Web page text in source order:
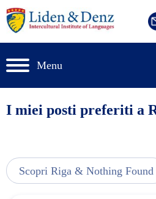
Menu
I miei posti preferiti a
Scopri Riga & Nothing Found